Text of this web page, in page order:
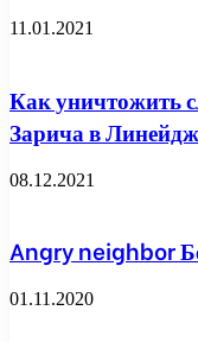
11.01.2021
Как уничтожить
Зарича в
08.12.2021
Angry neighbor
01.11.2020